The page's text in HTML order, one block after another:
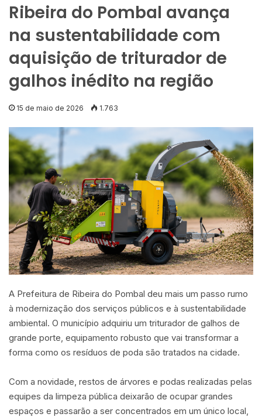
Ribeira do Pombal avança
na sustentabilidade com
aquisição de triturador de
galhos inédito na região
15 de maio de 2026 1.763
A Prefeitura de Ribeira do Pombal deu mais um passo rumo
à modernização dos serviços públicos e à sustentabilidade
ambiental. O município adquiriu um triturador de galhos de
grande porte, equipamento robusto que vai transformar a
forma como os resíduos de poda são tratados na cidade.
Com a novidade, restos de árvores e podas realizadas pelas
equipes da limpeza pública deixarão de ocupar grandes
espaços e passarão a ser concentrados em um único local,